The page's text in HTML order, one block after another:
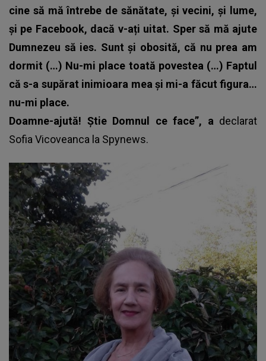
cine să mă întrebe de sănătate, și vecini, și lume,
și pe Facebook, dacă v-ați uitat. Sper să mă ajute
Dumnezeu să ies. Sunt și obosită, că nu prea am
dormit (…) Nu-mi place toată povestea (…) Faptul
că s-a supărat inimioara mea și mi-a făcut figura…
nu-mi place.
Doamne-ajută! Știe Domnul ce face”, a declarat
Sofia Vicoveanca la Spynews.